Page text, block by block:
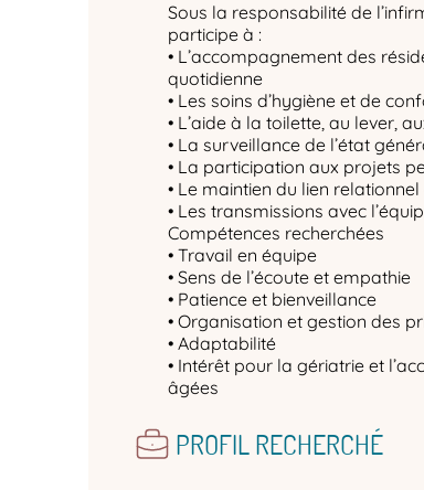
Sous la responsabilité de
participe à :
• L’accompagnement des
quotidienne
• Les soins d’hygiène et de
• L’aide à la toilette, au lever,
• La surveillance de l’état
• La participation aux projets
• Le maintien du lien
• Les transmissions avec
Compétences recherchées
• Travail en équipe
• Sens de l’écoute et empathie
• Patience et bienveillance
• Organisation et gestion des
• Adaptabilité
• Intérêt pour la gériatrie et
âgées
PROFIL RECHERCHÉ